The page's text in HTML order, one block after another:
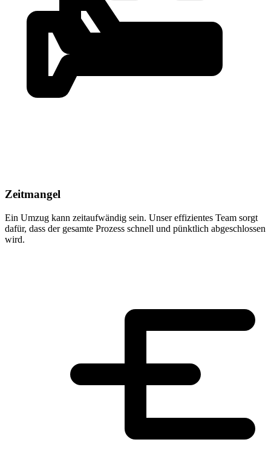
Zeitmangel
Ein Umzug kann zeitaufwändig sein. Unser effizientes Team sorgt
dafür, dass der gesamte Prozess schnell und pünktlich abgeschlossen
wird.